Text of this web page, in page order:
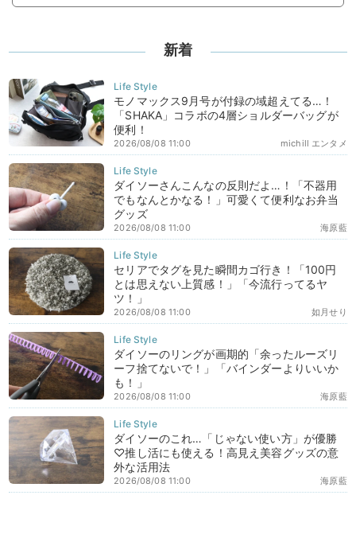
新着
モノマックス9月号が付録の域超えてる…！
「SHAKA」コラボの4層ショルダーバッグが
便利！
michill エンタメ
2026/08/08 11:00
ダイソーさんこんなの反則だよ…！「不器用
でもなんとかなる！」可愛くて便利なお弁当
グッズ
海原藍
2026/08/08 11:00
セリアでタグを見た瞬間カゴ行き！「100円
とは思えない上質感！」「今流行ってるヤ
ツ！」
如月せり
2026/08/08 11:00
ダイソーのリングが画期的「余ったルーズリ
ーフ捨てないで！」「バインダーよりいいか
も！」
海原藍
2026/08/08 11:00
ダイソーのこれ…「じゃない使い方」が優勝
♡推し活にも使える！高見え美容グッズの意
外な活用法
海原藍
2026/08/08 11:00